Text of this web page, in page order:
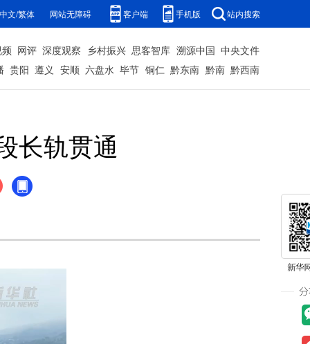
中文/繁体 网站无障碍 客户端 手机版 站内搜索
网评 深度观察 乡村振兴 思客智库 溯源中国 中央文件
贵阳 遵义 安顺 六盘水 毕节 铜仁 黔东南 黔南 黔西南
长轨贯通